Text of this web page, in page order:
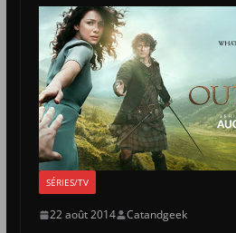
SÉRIES/TV
22 août 2014 Catandgeek